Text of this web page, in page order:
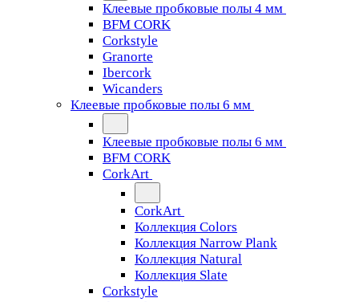
Клеевые пробковые полы 4 мм
BFM CORK
Corkstyle
Granorte
Ibercork
Wicanders
Клеевые пробковые полы 6 мм
Клеевые пробковые полы 6 мм
BFM CORK
CorkArt
CorkArt
Коллекция Colors
Коллекция Narrow Plank
Коллекция Natural
Коллекция Slate
Corkstyle